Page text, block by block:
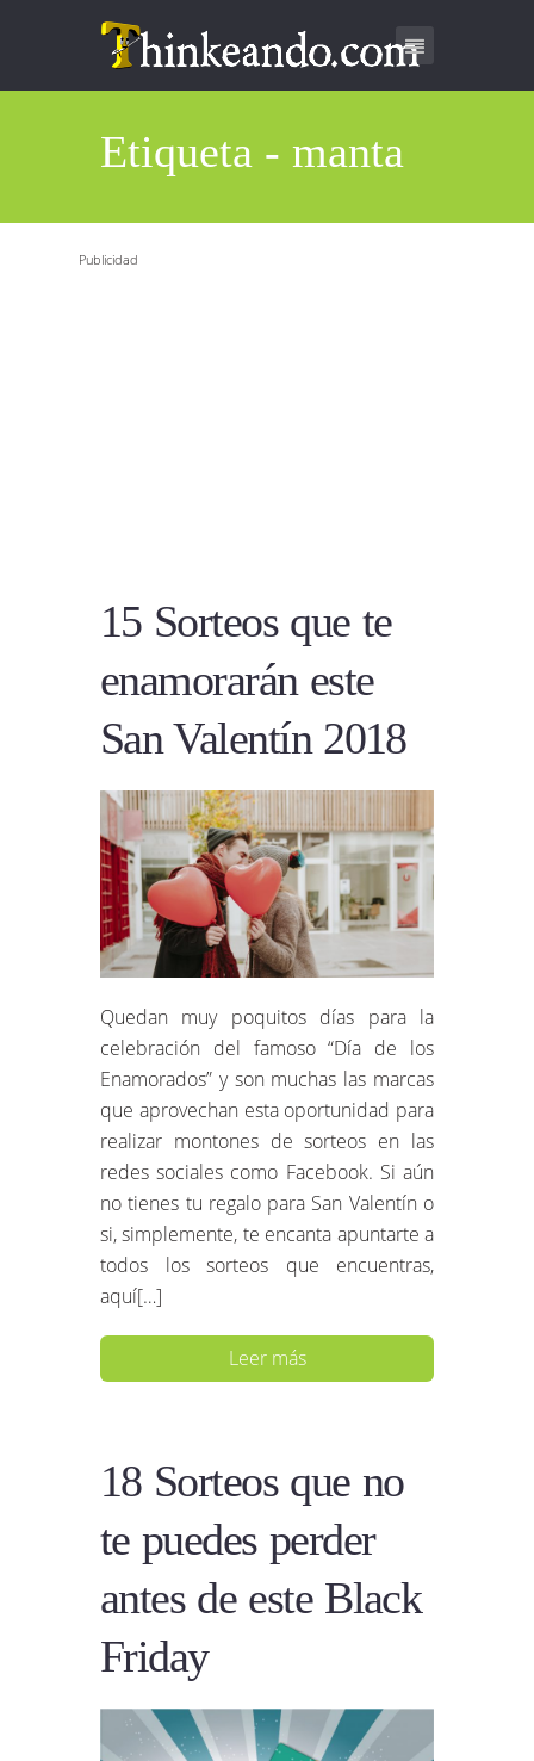
Etiqueta - manta
Publicidad
15 Sorteos que te
enamorarán este
San Valentín 2018
Quedan muy poquitos días para la
celebración del famoso “Día de los
Enamorados” y son muchas las marcas
que aprovechan esta oportunidad para
realizar montones de sorteos en las
redes sociales como Facebook. Si aún
no tienes tu regalo para San Valentín o
si, simplemente, te encanta apuntarte a
todos los sorteos que encuentras,
aquí[…]
Leer más
18 Sorteos que no
te puedes perder
antes de este Black
Friday